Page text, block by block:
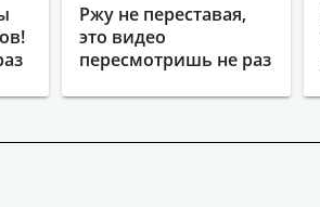
Ржу не переставая,
это видео
пересмотришь не раз